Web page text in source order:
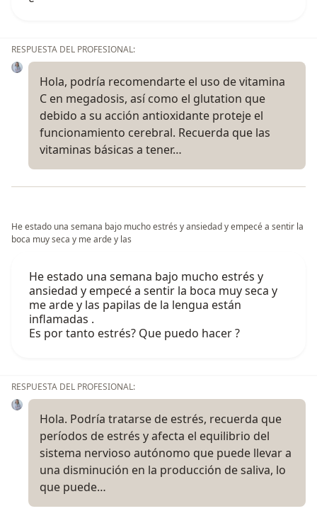
RESPUESTA DEL PROFESIONAL:
Hola, podría recomendarte el uso de vitamina
C en megadosis, así como el glutation que
debido a su acción antioxidante proteje el
funcionamiento cerebral. Recuerda que las
vitaminas básicas a tener…
He estado una semana bajo mucho estrés y ansiedad y empecé a sentir la
boca muy seca y me arde y las
He estado una semana bajo mucho estrés y
ansiedad y empecé a sentir la boca muy seca y
me arde y las papilas de la lengua están
inflamadas .
Es por tanto estrés? Que puedo hacer ?
RESPUESTA DEL PROFESIONAL:
Hola. Podría tratarse de estrés, recuerda que
períodos de estrés y afecta el equilibrio del
sistema nervioso autónomo que puede llevar a
una disminución en la producción de saliva, lo
que puede…